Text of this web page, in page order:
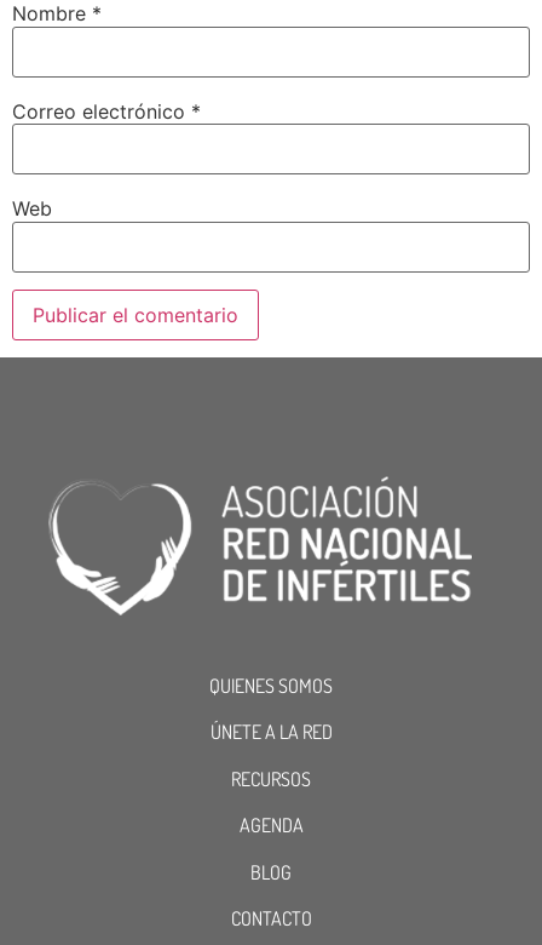
Nombre *
Correo electrónico *
Web
QUIENES SOMOS
ÚNETE A LA RED
RECURSOS
AGENDA
BLOG
CONTACTO